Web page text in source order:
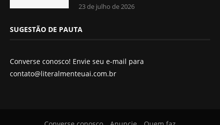
23 de julho de 2026
SUGESTÃO DE PAUTA
Converse conosco! Envie seu e-mail para
contato@literalmenteuai.com.br